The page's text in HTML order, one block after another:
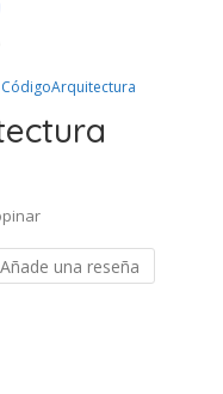
CódigoArquitectura
Añade una reseña